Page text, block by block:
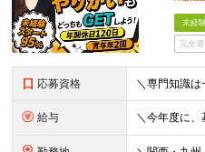
未経
完全週
応募資格
給与